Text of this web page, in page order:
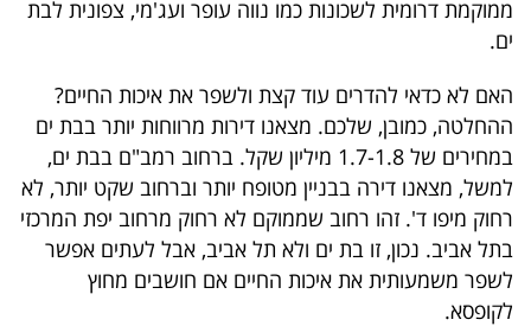
ממוקמת דרומית לשכונות כמו נווה עופר ועג'מי, צפונית לבת
ים.
האם לא כדאי להדרים עוד קצת ולשפר את איכות החיים?
ההחלטה, כמובן, שלכם. מצאנו דירות מרווחות יותר בבת ים
במחירים של 1.7-1.8 מיליון שקל. ברחוב רמב"ם בבת ים,
למשל, מצאנו דירה בבניין מטופח יותר וברחוב שקט יותר, לא
רחוק מיפו ד'. זהו רחוב שממוקם לא רחוק מרחוב יפת המרכזי
בתל אביב. נכון, זו בת ים ולא תל אביב, אבל לעתים אפשר
לשפר משמעותית את איכות החיים אם חושבים מחוץ
לקופסא.